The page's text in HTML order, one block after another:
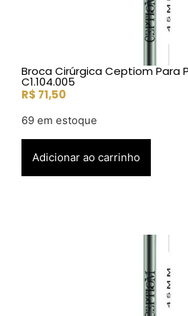
Broca Cirúrgica Ceptiom Para
C1.104.005
R$ 71,50
69 em estoque
Adicionar ao carrinho